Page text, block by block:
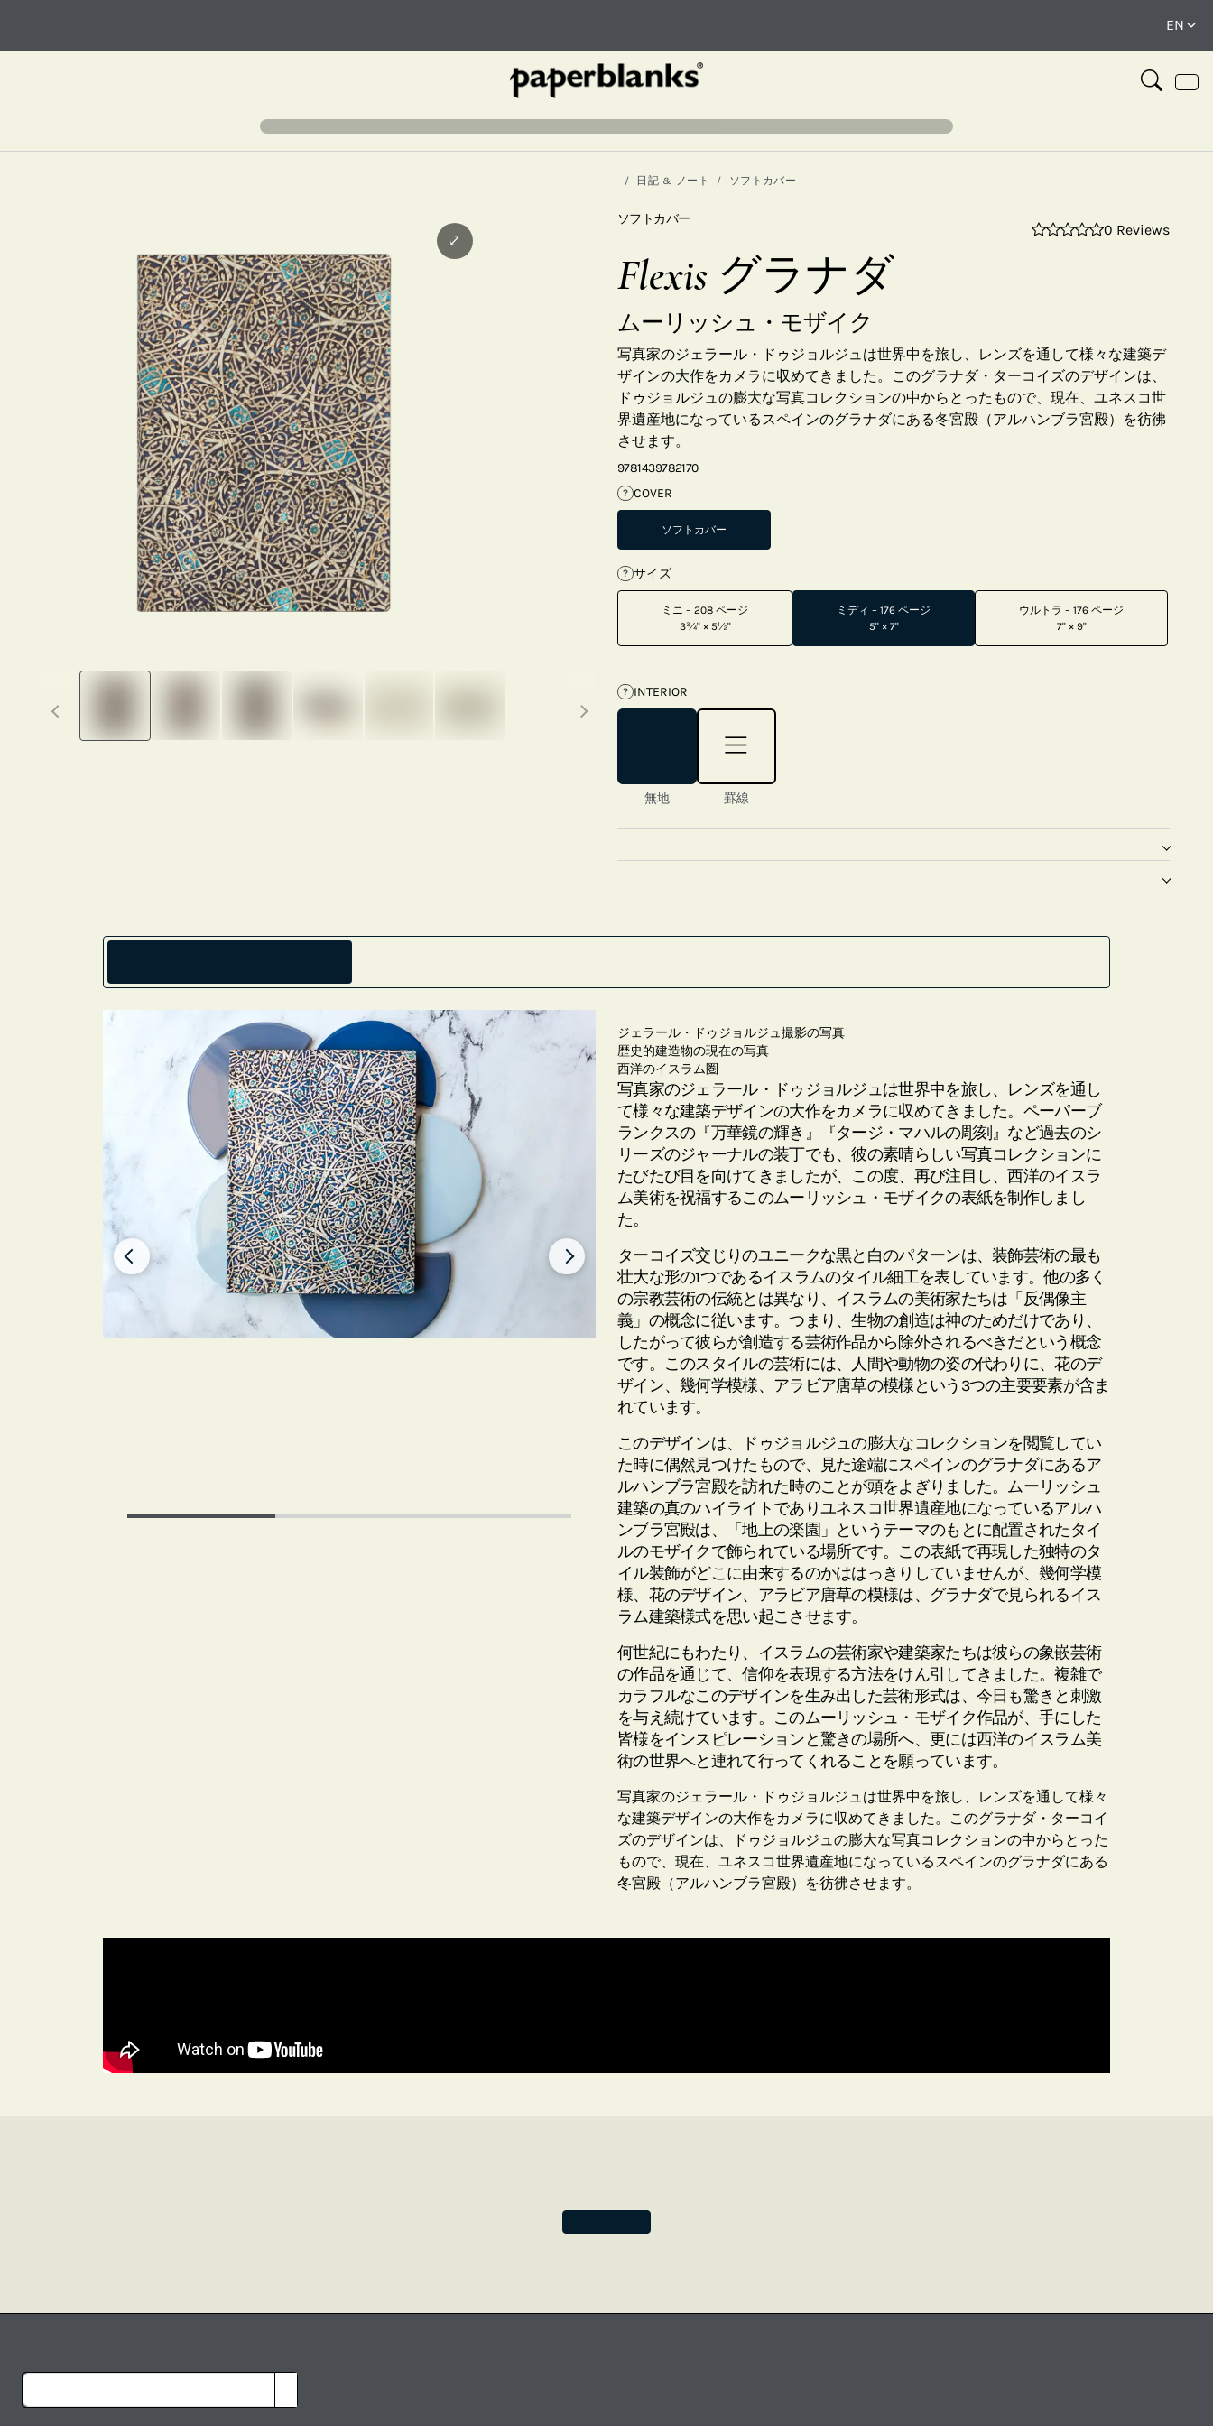
日記 & ノート ソフトカバー
Previous thumbnails Next thumbnails
⤢
ソフトカバー
0 Reviews
Flexis グラナダ
ムーリッシュ・モザイク
写真家のジェラール・ドゥジョルジュは世界中を旅し、レンズを通して様々な建築デ
ザインの大作をカメラに収めてきました。このグラナダ・ターコイズのデザインは、
ドゥジョルジュの膨大な写真コレクションの中からとったもので、現在、ユネスコ世
界遺産地になっているスペインのグラナダにある冬宮殿（アルハンブラ宮殿）を彷彿
させます。
9781439782170
? COVER
ソフトカバー
? サイズ
ミニ – 208 ページ
3¾" × 5½"
ミディ – 176 ページ
5" × 7"
ウルトラ – 176 ページ
7" × 9"
? INTERIOR
無地 罫線
ジェラール・ドゥジョルジュ撮影の写真
歴史的建造物の現在の写真
西洋のイスラム圏
写真家のジェラール・ドゥジョルジュは世界中を旅し、レンズを通し
て様々な建築デザインの大作をカメラに収めてきました。ペーパーブ
ランクスの『万華鏡の輝き』『タージ・マハルの彫刻』など過去のシ
リーズのジャーナルの装丁でも、彼の素晴らしい写真コレクションに
たびたび目を向けてきましたが、この度、再び注目し、西洋のイスラ
ム美術を祝福するこのムーリッシュ・モザイクの表紙を制作しまし
た。
ターコイズ交じりのユニークな黒と白のパターンは、装飾芸術の最も
壮大な形の1つであるイスラムのタイル細工を表しています。他の多く
の宗教芸術の伝統とは異なり、イスラムの美術家たちは「反偶像主
義」の概念に従います。つまり、生物の創造は神のためだけであり、
したがって彼らが創造する芸術作品から除外されるべきだという概念
です。このスタイルの芸術には、人間や動物の姿の代わりに、花のデ
ザイン、幾何学模様、アラビア唐草の模様という3つの主要要素が含ま
れています。
このデザインは、ドゥジョルジュの膨大なコレクションを閲覧してい
た時に偶然見つけたもので、見た途端にスペインのグラナダにあるア
ルハンブラ宮殿を訪れた時のことが頭をよぎりました。ムーリッシュ
建築の真のハイライトでありユネスコ世界遺産地になっているアルハ
ンブラ宮殿は、「地上の楽園」というテーマのもとに配置されたタイ
ルのモザイクで飾られている場所です。この表紙で再現した独特のタ
イル装飾がどこに由来するのかははっきりしていませんが、幾何学模
様、花のデザイン、アラビア唐草の模様は、グラナダで見られるイス
ラム建築様式を思い起こさせます。
何世紀にもわたり、イスラムの芸術家や建築家たちは彼らの象嵌芸術
の作品を通じて、信仰を表現する方法をけん引してきました。複雑で
カラフルなこのデザインを生み出した芸術形式は、今日も驚きと刺激
を与え続けています。このムーリッシュ・モザイク作品が、手にした
皆様をインスピレーションと驚きの場所へ、更には西洋のイスラム美
術の世界へと連れて行ってくれることを願っています。
写真家のジェラール・ドゥジョルジュは世界中を旅し、レンズを通して様々
な建築デザインの大作をカメラに収めてきました。このグラナダ・ターコイ
ズのデザインは、ドゥジョルジュの膨大な写真コレクションの中からとった
もので、現在、ユネスコ世界遺産地になっているスペインのグラナダにある
冬宮殿（アルハンブラ宮殿）を彷彿させます。